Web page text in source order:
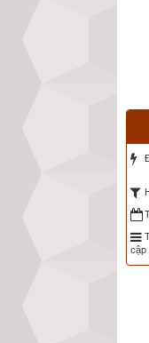
cập